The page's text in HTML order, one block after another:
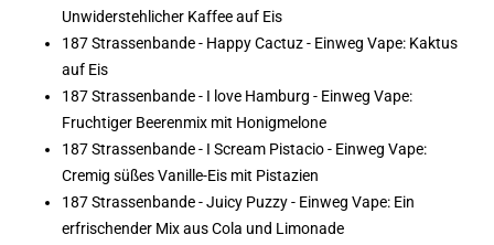
Unwiderstehlicher Kaffee auf Eis
187 Strassenbande - Happy Cactuz - Einweg Vape: Kaktus
auf Eis
187 Strassenbande - I love Hamburg - Einweg Vape:
Fruchtiger Beerenmix mit Honigmelone
187 Strassenbande - I Scream Pistacio - Einweg Vape:
Cremig süßes Vanille-Eis mit Pistazien
187 Strassenbande - Juicy Puzzy - Einweg Vape: Ein
erfrischender Mix aus Cola und Limonade